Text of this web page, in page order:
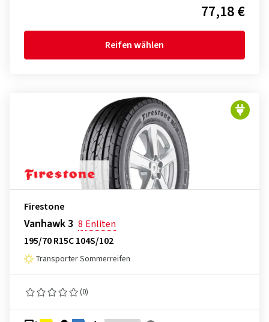
77,18 €
Reifen wählen
Firestone
Vanhawk 3 8 Enliten
195/70 R15C 104S/102
Transporter Sommerreifen
(0)